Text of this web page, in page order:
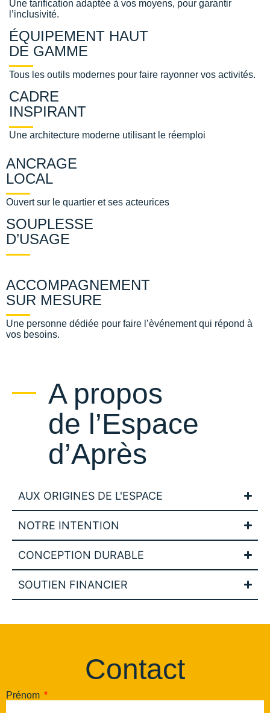
Une tarification adaptée à vos moyens, pour garantir
l’inclusivité.
ÉQUIPEMENT HAUT
DE GAMME
Tous les outils modernes pour faire rayonner vos activités.
CADRE
INSPIRANT
Une architecture moderne utilisant le réemploi
ANCRAGE
LOCAL
Ouvert sur le quartier et ses acteurices
SOUPLESSE
D’USAGE
ACCOMPAGNEMENT
SUR MESURE
Une personne dédiée pour faire l’èvénement qui répond à
vos besoins.
A propos
de l’Espace
d’Après
AUX ORIGINES DE L'ESPACE
NOTRE INTENTION
CONCEPTION DURABLE
SOUTIEN FINANCIER
Contact
Prénom